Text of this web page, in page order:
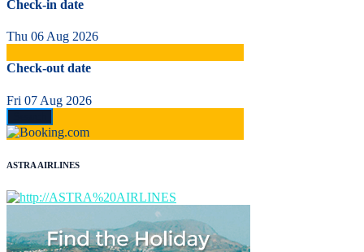
Check-in date
Thu 06 Aug 2026
Check-out date
Fri 07 Aug 2026
ASTRA AIRLINES